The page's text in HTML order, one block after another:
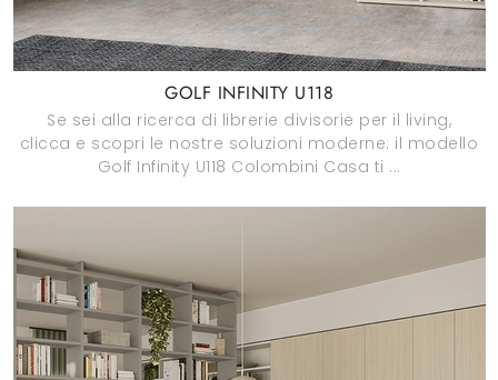
GOLF INFINITY U118
Se sei alla ricerca di librerie divisorie per il living,
clicca e scopri le nostre soluzioni moderne: il modello
Golf Infinity U118 Colombini Casa ti ...